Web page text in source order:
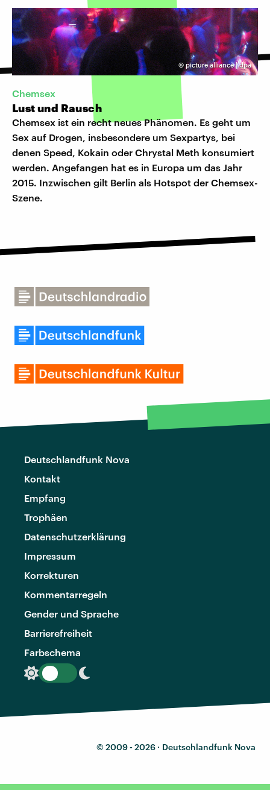
©picture alliance | dpa
Chemsex
Lust und Rausch
Chemsex ist ein recht neues Phänomen. Es geht um
Sex auf Drogen, insbesondere um Sexpartys, bei
denen Speed, Kokain oder Chrystal Meth konsumiert
werden. Angefangen hat es in Europa um das Jahr
2015. Inzwischen gilt Berlin als Hotspot der Chemsex-
Szene.
Deutschlandfunk Nova
Kontakt
Empfang
Trophäen
Datenschutzerklärung
Impressum
Korrekturen
Kommentarregeln
Gender und Sprache
Barrierefreiheit
Farbschema
© 2009 - 2026 · Deutschlandfunk Nova